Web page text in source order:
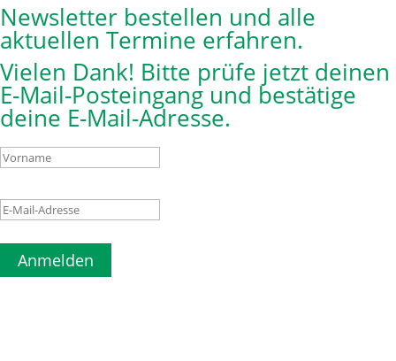
Newsletter bestellen und alle
aktuellen Termine erfahren.
Vielen Dank! Bitte prüfe jetzt deinen
E-Mail-Posteingang und bestätige
deine E-Mail-Adresse.
Anmelden